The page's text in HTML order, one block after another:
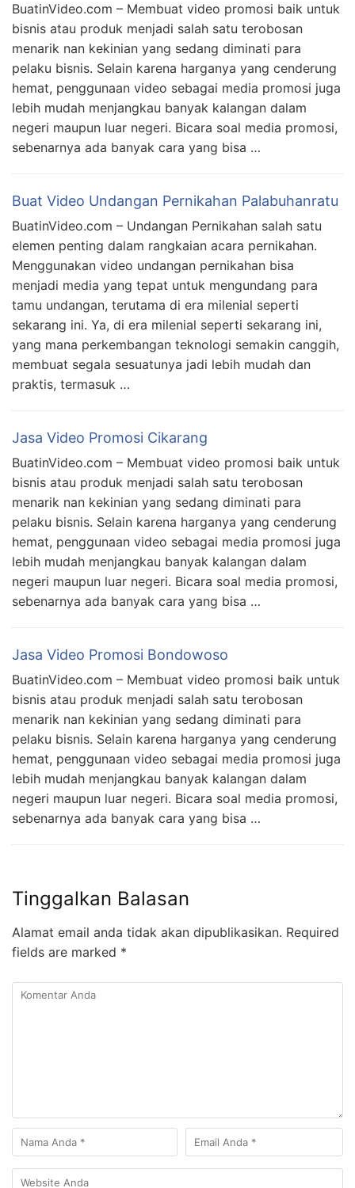
BuatinVideo.com – Membuat video promosi baik untuk
bisnis atau produk menjadi salah satu terobosan
menarik nan kekinian yang sedang diminati para
pelaku bisnis. Selain karena harganya yang cenderung
hemat, penggunaan video sebagai media promosi juga
lebih mudah menjangkau banyak kalangan dalam
negeri maupun luar negeri. Bicara soal media promosi,
sebenarnya ada banyak cara yang bisa …
Buat Video Undangan Pernikahan Palabuhanratu
BuatinVideo.com – Undangan Pernikahan salah satu
elemen penting dalam rangkaian acara pernikahan.
Menggunakan video undangan pernikahan bisa
menjadi media yang tepat untuk mengundang para
tamu undangan, terutama di era milenial seperti
sekarang ini. Ya, di era milenial seperti sekarang ini,
yang mana perkembangan teknologi semakin canggih,
membuat segala sesuatunya jadi lebih mudah dan
praktis, termasuk …
Jasa Video Promosi Cikarang
BuatinVideo.com – Membuat video promosi baik untuk
bisnis atau produk menjadi salah satu terobosan
menarik nan kekinian yang sedang diminati para
pelaku bisnis. Selain karena harganya yang cenderung
hemat, penggunaan video sebagai media promosi juga
lebih mudah menjangkau banyak kalangan dalam
negeri maupun luar negeri. Bicara soal media promosi,
sebenarnya ada banyak cara yang bisa …
Jasa Video Promosi Bondowoso
BuatinVideo.com – Membuat video promosi baik untuk
bisnis atau produk menjadi salah satu terobosan
menarik nan kekinian yang sedang diminati para
pelaku bisnis. Selain karena harganya yang cenderung
hemat, penggunaan video sebagai media promosi juga
lebih mudah menjangkau banyak kalangan dalam
negeri maupun luar negeri. Bicara soal media promosi,
sebenarnya ada banyak cara yang bisa …
Tinggalkan Balasan
Alamat email anda tidak akan dipublikasikan. Required
fields are marked *